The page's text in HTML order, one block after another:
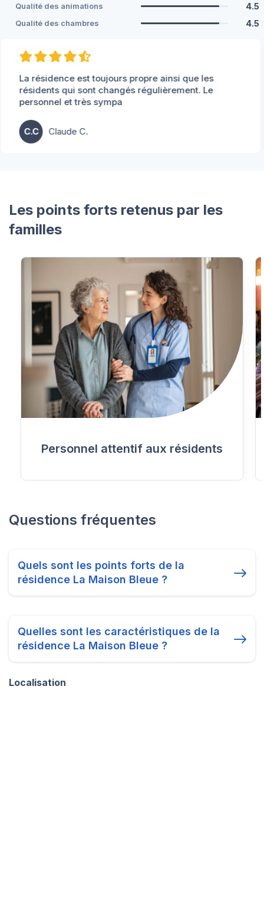
Qualité des animations 4.5
Qualité des chambres 4.5
La résidence est toujours propre ainsi que les
résidents qui sont changés régulièrement. Le
personnel et très sympa
C.C Claude C.
Les points forts retenus par les
familles
Personnel attentif aux résidents
Questions fréquentes
Quels sont les points forts de la
résidence La Maison Bleue ?
Quelles sont les caractéristiques de la
résidence La Maison Bleue ?
Localisation